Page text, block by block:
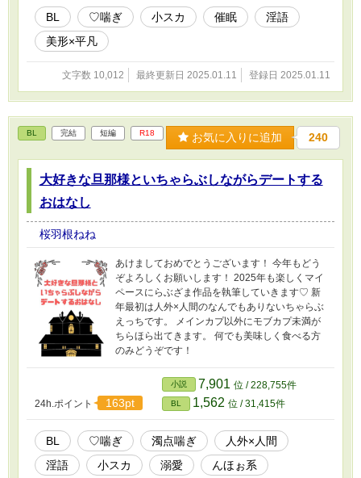
BL ♡喘ぎ 小スカ 催眠
淫語
美形×平凡
文字数 10,012 最終更新日 2025.01.11 登録日 2025.01.11
BL 完結 短編 R18 お気に入りに追加 240
大好きな旦那様といちゃらぶしながらデートする
おはなし
桜羽根ねね
あけましておめでとうございます！ 今年もどう
ぞよろしくお願いします！ 2025年も楽しくマイ
ペースにらぶざま作品を執筆していきます♡ 新
年最初は人外×人間のなんでもありないちゃらぶ
えっちです。 メインカプ以外にモブカプ未満が
ちらほら出てきます。 何でも美味しく食べる方
のみどうぞです！
24h.ポイント 163pt
小説 7,901 位 / 228,755件
BL 1,562 位 / 31,415件
BL ♡喘ぎ 濁点喘ぎ
人外×人間
淫語
小スカ 溺愛
んほぉ系